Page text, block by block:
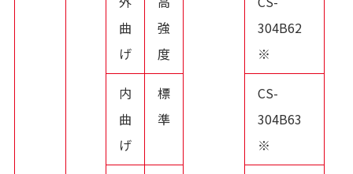
曲
げ
強
度
304B62
※
内
曲
げ
標
準
CS-
304B63
※